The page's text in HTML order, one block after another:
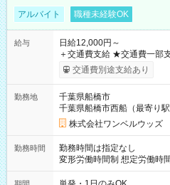
アルバイト 職種未経験OK
給与
日給12,000円～
＋交通費支給 ★交通費一部支給 ┗1日500円を超えた分は全額支
給！ ※往復500円以内の方は自己負
（規定あり） ┗働いたその
なし
交通費別途支給あり
勤務地
千葉県船橋市
千葉県船橋市西船（最寄り駅
株式会社ワンベルウッズ
勤務時間
勤務時間は指定なし
変形労働時間制 想定労働時間160時間/月 【
～22：00